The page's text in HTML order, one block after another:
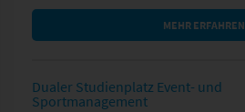
MEHR ERFAHREN
Dualer Studienplatz Event- und
Sportmanagement